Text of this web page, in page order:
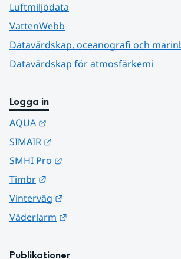
Luftmiljödata
VattenWebb
Datavärdskap, oceanografi och
Datavärdskap för atmosfärkemi
Logga in
AQUA
SIMAIR
SMHI Pro
Timbr
Vinterväg
Väderlarm
Publikationer